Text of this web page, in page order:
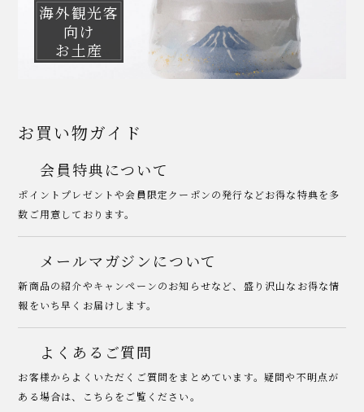
海外観光客
向け
お土産
お買い物ガイド
会員特典について
ポイントプレゼントや会員限定クーポンの発行などお得な特典を多
数ご用意しております。
メールマガジンについて
新商品の紹介やキャンペーンのお知らせなど、盛り沢山なお得な情
報をいち早くお届けします。
よくあるご質問
お客様からよくいただくご質問をまとめています。疑問や不明点が
ある場合は、こちらをご覧ください。